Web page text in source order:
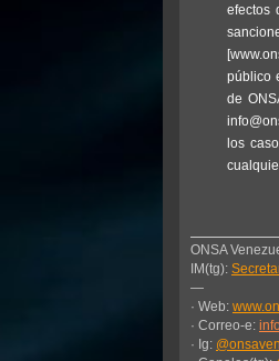
efectos
público
de
los
ONSA
IM(tg):
—
· Web:
· Correo-e:
· Ig: